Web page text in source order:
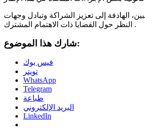
الهادفة إلى تعزيز الشراكة وتبادل وجهات
النظر حول القضايا ذات الاهتمام المشترك .
شارك هذا الموضوع:
فيس بوك
تويتر
WhatsApp
Telegram
طباعة
البريد الإلكتروني
LinkedIn